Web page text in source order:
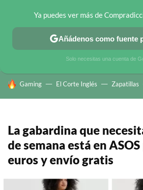
CHOLLOS TELEGRAM OFERTAS EN
HOY SE HABLA DE
Gaming El Corte Inglés Zapatillas
La gabardina que
de semana está en
euros y envío gratis
Ya puedes ver más de
Añádenos como fuente
Solo necesitas una cuenta de